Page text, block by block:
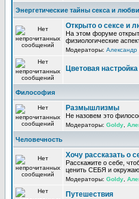
Энергетические тайны секса и любви
Открыто о сексе и
На этом форуме
физиологические
Модераторы: Александр
Цветовая
Философия
Размышлизмы
Не назовем это
Модераторы: Goldy
Человечность
Хочу рассказать о
Расскажите о себе,
ценить СЕБЯ и
Модераторы: Goldy
Путешествия